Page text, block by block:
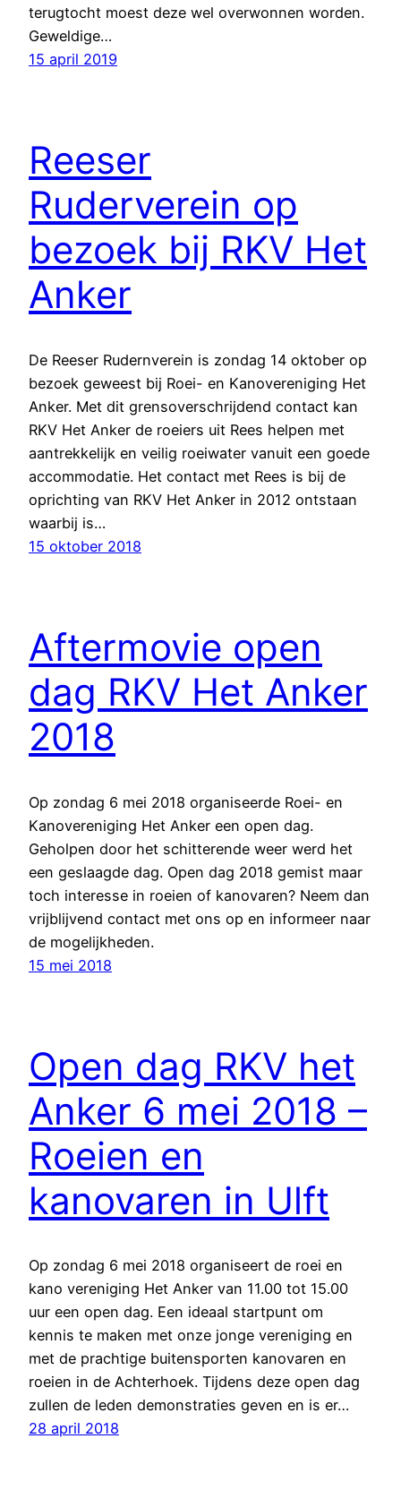
terugtocht moest deze wel overwonnen worden.
Geweldige…
15 april 2019
Reeser
Ruderverein op
bezoek bij RKV Het
Anker
De Reeser Rudernverein is zondag 14 oktober op
bezoek geweest bij Roei- en Kanovereniging Het
Anker. Met dit grensoverschrijdend contact kan
RKV Het Anker de roeiers uit Rees helpen met
aantrekkelijk en veilig roeiwater vanuit een goede
accommodatie. Het contact met Rees is bij de
oprichting van RKV Het Anker in 2012 ontstaan
waarbij is…
15 oktober 2018
Aftermovie open
dag RKV Het Anker
2018
Op zondag 6 mei 2018 organiseerde Roei- en
Kanovereniging Het Anker een open dag.
Geholpen door het schitterende weer werd het
een geslaagde dag. Open dag 2018 gemist maar
toch interesse in roeien of kanovaren? Neem dan
vrijblijvend contact met ons op en informeer naar
de mogelijkheden.
15 mei 2018
Open dag RKV het
Anker 6 mei 2018 –
Roeien en
kanovaren in Ulft
Op zondag 6 mei 2018 organiseert de roei en
kano vereniging Het Anker van 11.00 tot 15.00
uur een open dag. Een ideaal startpunt om
kennis te maken met onze jonge vereniging en
met de prachtige buitensporten kanovaren en
roeien in de Achterhoek. Tijdens deze open dag
zullen de leden demonstraties geven en is er…
28 april 2018